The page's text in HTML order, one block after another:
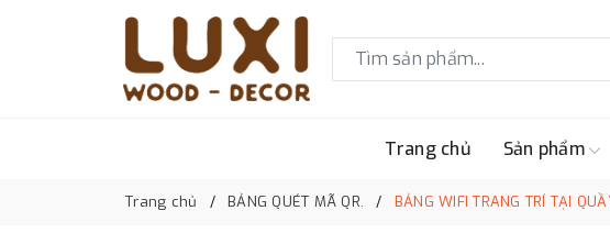
Trang chủ Sản phẩm
Trang chủ BẢNG QUÉT MÃ QR. BẢNG WIFI TRANG TRÍ TẠI